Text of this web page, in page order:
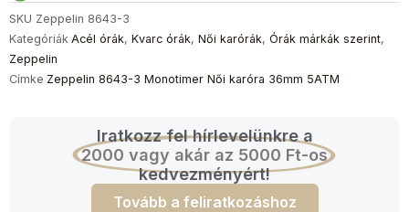
SKU Zeppelin 8643-3
Kategóriák Acél órák, Kvarc órák, Női karórák, Órák márkák szerint,
Zeppelin
Címke Zeppelin 8643-3 Monotimer Női karóra 36mm 5ATM
Iratkozz fel hírlevelünkre a
2000 vagy akár az 5000 Ft-os
kedvezményért!
Tovább a feliratkozáshoz